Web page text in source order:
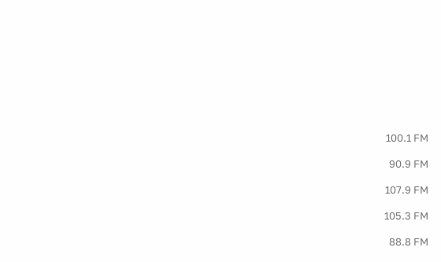
100.1 FM
90.9 FM
107.9 FM
105.3 FM
88.8 FM